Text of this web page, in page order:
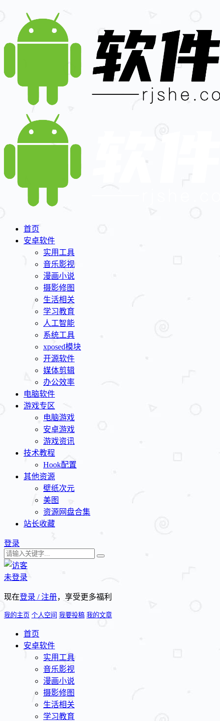
首页
安卓软件
实用工具
音乐影视
漫画小说
摄影修图
生活相关
学习教育
人工智能
系统工具
xposed模块
开源软件
媒体剪辑
办公效率
电脑软件
游戏专区
电脑游戏
安卓游戏
游戏资讯
技术教程
Hook配置
其他资源
壁纸次元
美图
资源网盘合集
站长收藏
登录
未登录
现在登录 / 注册，享受更多福利
我的主页 个人空间 我要投稿 我的文章
首页
安卓软件
实用工具
音乐影视
漫画小说
摄影修图
生活相关
学习教育